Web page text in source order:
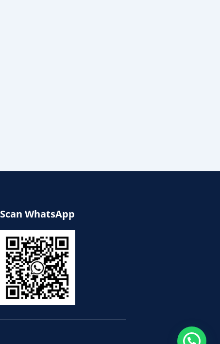
Scan WhatsApp